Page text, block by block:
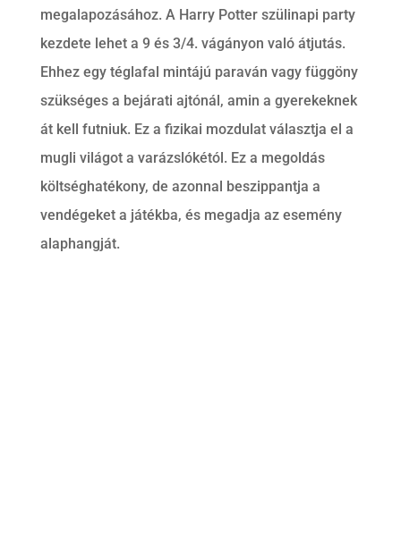
megalapozásához. A Harry Potter szülinapi party
kezdete lehet a 9 és 3/4. vágányon való átjutás.
Ehhez egy téglafal mintájú paraván vagy függöny
szükséges a bejárati ajtónál, amin a gyerekeknek
át kell futniuk. Ez a fizikai mozdulat választja el a
mugli világot a varázslókétól. Ez a megoldás
költséghatékony, de azonnal beszippantja a
vendégeket a játékba, és megadja az esemény
alaphangját.